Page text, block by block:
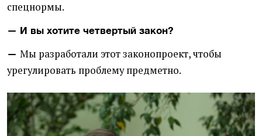
спецнормы.
— И вы хотите четвертый закон?
— Мы разработали этот законопроект, чтобы
урегулировать проблему предметно.